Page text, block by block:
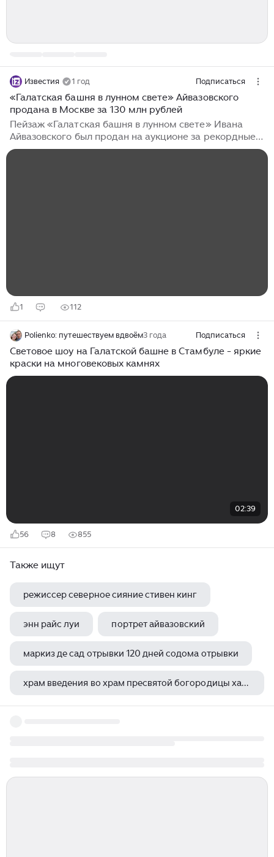
Известия 1 год Подписаться
«Галатская башня в лунном свете» Айвазовского
продана в Москве за 130 млн рублей
Пейзаж «Галатская башня в лунном свете» Ивана
Айвазовского был продан на аукционе за рекордные
130 млн рублей, сообщили в Московском аукционном
1 112
Polienko: путешествуем вдвоём3 года Подписаться
Световое шоу на Галатской башне в Стамбуле - яркие
краски на многовековых камнях
02:39
56 8 855
Также ищут
режиссер северное сияние стивен кинг
энн райс луи портрет айвазовский
маркиз де сад отрывки 120 дней содома отрывки
храм введения во храм пресвятой богородицы хабаровск